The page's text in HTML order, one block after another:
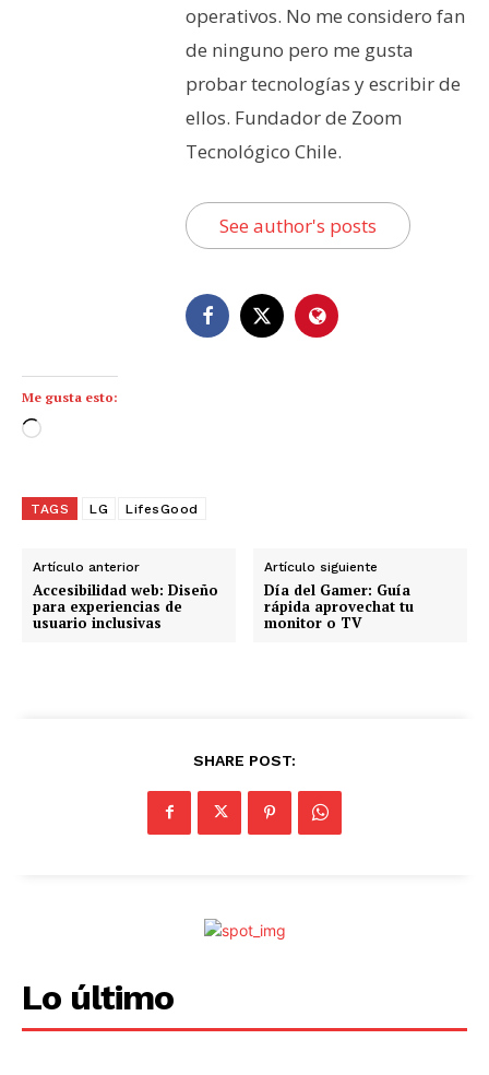
operativos. No me considero fan
de ninguno pero me gusta
probar tecnologías y escribir de
ellos. Fundador de Zoom
Tecnológico Chile.
See author's posts
Me gusta esto:
C
g
n
d
o
TAGS LG LifesGood
Artículo anterior
Accesibilidad web: Diseño
para experiencias de
usuario inclusivas
Artículo siguiente
Día del Gamer: Guía
rápida aprovechat tu
monitor o TV
SHARE POST:
Lo último